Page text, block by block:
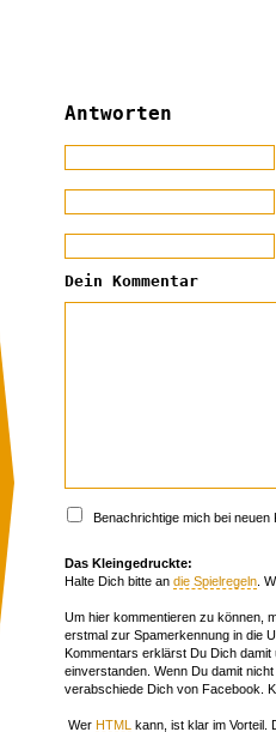
Antworten
Dein Kommentar
Benachrichtige mich bei neuen
Das Kleingedruckte:
Halte Dich bitte an die Spielregeln .
Um hier kommentieren zu können,
erstmal zur Spamerkennung in die
Kommentars erklärst Du Dich damit
einverstanden. Wenn Du damit
verabschiede Dich von Facebook.
Wer HTML kann, ist klar im Vorteil.